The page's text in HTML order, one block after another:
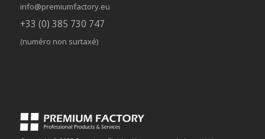
info@premiumfactory.eu
+33 (0) 385 730 747
(numéro non surtaxé)